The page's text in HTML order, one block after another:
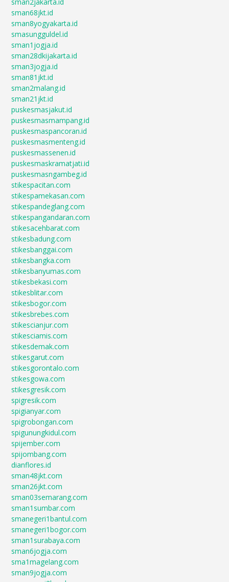
sman68jkt.id
sman8yogyakarta.id
smasungguldel.id
sman1jogja.id
sman28dkijakarta.id
sman3jogja.id
sman81jkt.id
sman2malang.id
sman21jkt.id
puskesmasjakut.id
puskesmasmampang.id
puskesmaspancoran.id
puskesmasmenteng.id
puskesmassenen.id
puskesmaskramatjati.id
puskesmasngambeg.id
stikespacitan.com
stikespamekasan.com
stikespandeglang.com
stikespangandaran.com
stikesacehbarat.com
stikesbadung.com
stikesbanggai.com
stikesbangka.com
stikesbanyumas.com
stikesbekasi.com
stikesblitar.com
stikesbogor.com
stikesbrebes.com
stikescianjur.com
stikesciamis.com
stikesdemak.com
stikesgarut.com
stikesgorontalo.com
stikesgowa.com
stikesgresik.com
spigresik.com
spigianyar.com
spigrobongan.com
spigunungkidul.com
spijember.com
spijombang.com
dianflores.id
sman48jkt.com
sman26jkt.com
sman03semarang.com
sman1sumbar.com
smanegeri1bantul.com
smanegeri1bogor.com
sman1surabaya.com
sman6jogja.com
sma1magelang.com
sman9jogja.com